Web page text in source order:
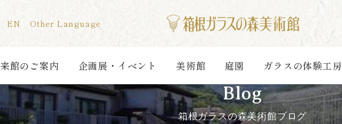
EN Other Language
来館のご案内 企画展・イベント 美術館 庭園 ガラスの体験工房
Blog
箱根ガラスの森美術館ブログ